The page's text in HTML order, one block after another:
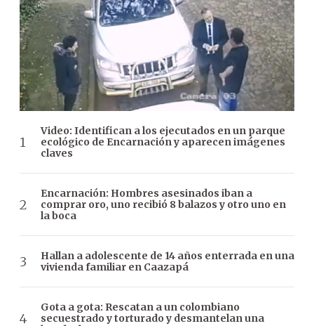
Video: Identifican a los ejecutados en un parque
ecológico de Encarnación y aparecen imágenes
claves
Encarnación: Hombres asesinados iban a
comprar oro, uno recibió 8 balazos y otro uno en
la boca
Hallan a adolescente de 14 años enterrada en una
vivienda familiar en Caazapá
Gota a gota: Rescatan a un colombiano
secuestrado y torturado y desmantelan una